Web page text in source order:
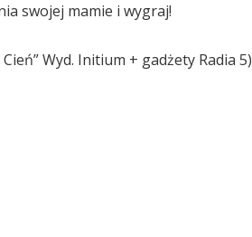
swojej mamie i wygraj!
Wyd. Initium + gadżety Radia 5)